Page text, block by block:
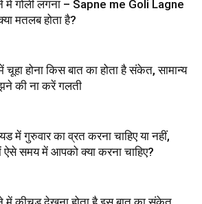
में गोली लगना – Sapne me Goli Lagne
मतलब होता है?
चूहा होना किस बात का होता है संकेत, सामान्य
की ना करें गलती
में गुरुवार का व्रत करना चाहिए या नहीं,
ऐसे समय में आपको क्या करना चाहिए?